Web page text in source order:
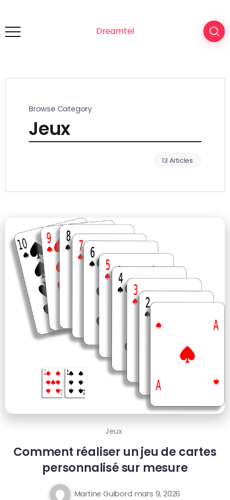
Dreamtel
Browse Category
Jeux
13 Articles
Jeux
Comment réaliser un jeu de cartes
personnalisé sur mesure
Martine Guibord mars 9, 2026